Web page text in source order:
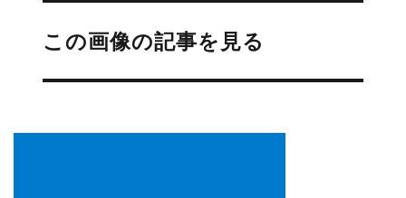
投
ナ
ビ
ー
この画像の記事を見る